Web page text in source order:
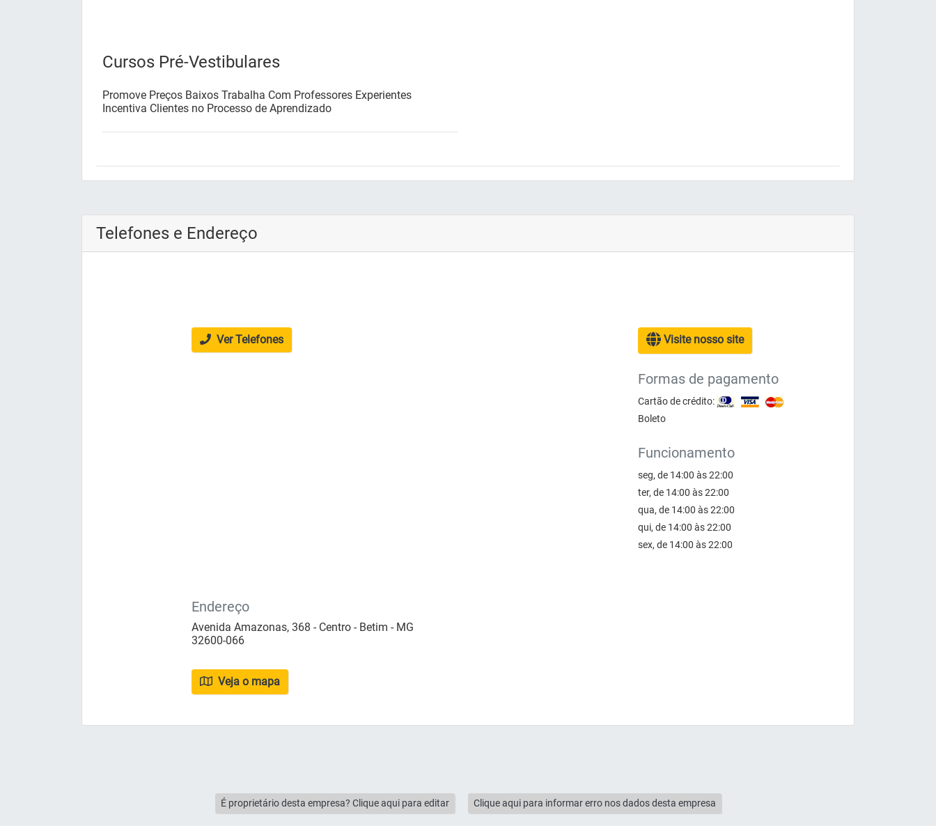
Cursos Pré-Vestibulares
Promove Preços Baixos Trabalha Com Professores Experientes
Incentiva Clientes no Processo de Aprendizado
Telefones e Endereço
Ver Telefones Visite nosso site
Formas de pagamento
Cartão de crédito:
Boleto
Funcionamento
seg, de 14:00 às 22:00
ter, de 14:00 às 22:00
qua, de 14:00 às 22:00
qui, de 14:00 às 22:00
sex, de 14:00 às 22:00
Endereço
Avenida Amazonas, 368 - Centro - Betim - MG
32600-066
Veja o mapa
É proprietário desta empresa? Clique aqui para editar Clique aqui para informar erro nos dados desta empresa